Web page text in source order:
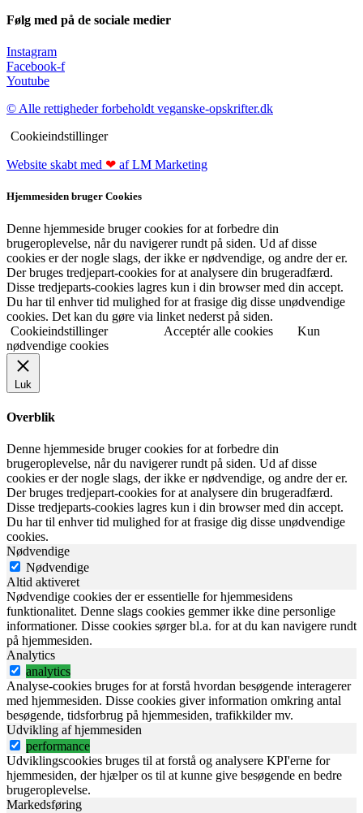
Følg med på de sociale medier
Instagram
Facebook-f
Youtube
© Alle rettigheder forbeholdt veganske-opskrifter.dk
Cookieindstillinger
Website skabt med ❤ af LM Marketing
Hjemmesiden bruger Cookies
Denne hjemmeside bruger cookies for at forbedre din
brugeroplevelse, når du navigerer rundt på siden. Ud af disse
cookies er der nogle slags, der ikke er nødvendige, og andre der er.
Der bruges tredjepart-cookies for at analysere din brugeradfærd.
Disse tredjeparts-cookies lagres kun i din browser med din accept.
Du har til enhver tid mulighed for at frasige dig disse unødvendige
cookies. Det kan du gøre via linket nederst på siden.
Cookieindstillinger
Acceptér alle cookies
Kun
nødvendige cookies
Luk
Overblik
Denne hjemmeside bruger cookies for at forbedre din
brugeroplevelse, når du navigerer rundt på siden. Ud af disse
cookies er der nogle slags, der ikke er nødvendige, og andre der er.
Der bruges tredjepart-cookies for at analysere din brugeradfærd.
Disse tredjeparts-cookies lagres kun i din browser med din accept.
Du har til enhver tid mulighed for at frasige dig disse unødvendige
cookies.
Nødvendige
Nødvendige
Altid aktiveret
Nødvendige cookies der er essentielle for hjemmesidens
funktionalitet. Denne slags cookies gemmer ikke dine personlige
informationer. Disse cookies sørger bl.a. for at du kan navigere rundt
på hjemmesiden.
Analytics
analytics
Analyse-cookies bruges for at forstå hvordan besøgende interagerer
med hjemmesiden. Disse cookies giver information omkring antal
besøgende, tidsforbrug på hjemmesiden, trafikkilder mv.
Udvikling af hjemmesiden
performance
Udviklingscookies bruges til at forstå og analysere KPI'erne for
hjemmesiden, der hjælper os til at kunne give besøgende en bedre
brugeroplevelse.
Markedsføring